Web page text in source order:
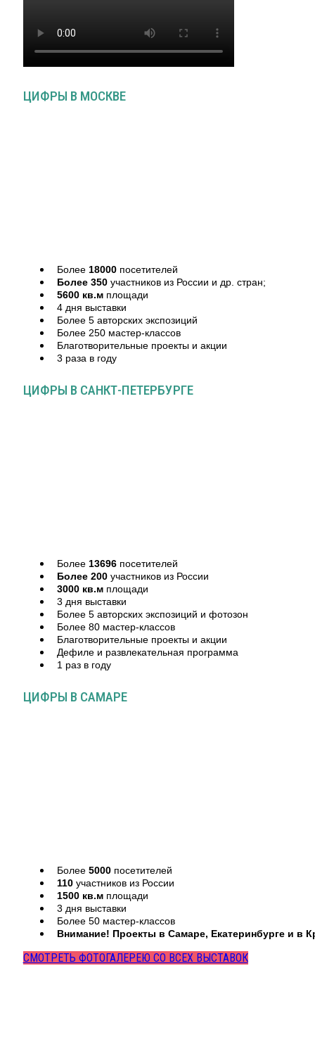
ЦИФРЫ В МОСКВЕ
Более 18000посетителей
Более 350участников из России и др. стран;
5600 кв.мплощади
4 дня выставки
Более 5 авторских экспозиций
Более 250 мастер-классов
Благотворительные проекты и акции
3 раза в году
ЦИФРЫ В САНКТ-ПЕТЕРБУРГЕ
Более 13696 посетителей
Более 200участников из России
3000 кв.мплощади
3 дня выставки
Более 5 авторских экспозиций и фотозон
Более 80 мастер-классов
Благотворительные проекты и акции
Дефиле и развлекательная программа
1 раз в году
ЦИФРЫ В САМАРЕ
Более 5000посетителей
110участников из России
1500 кв.мплощади
3 дня выставки
Более 50 мастер-классов
Внимание! Проекты в Самаре, Екатеринбурге и в
СМОТРЕТЬ ФОТОГАЛЕРЕЮ СО ВСЕХ ВЫСТАВОК